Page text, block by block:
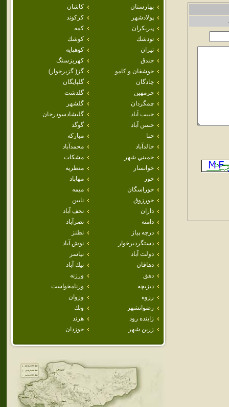
بهارستان
كاشان
پولادشهر
كركوند
پيربكران
كمه
تودشك
كوشك
تيران
كوهپايه
جندق
كهريزسنگ
جوشقان و كامو
گز( گزبرخوار)
چادگان
گلپايگان
چرمهين
گلدشت
چمگردان
گلشهر
حبيب آباد
گليشادسودرجان
حسن آباد
گوگد
حنا
مباركه
خالدآباد
محمدآباد
خميني شهر
مشكات
خوانسار
منظريه
خور
مهاباد
خوراسگان
ميمه
خورزوق
نايين
داران
نجف آباد
دامنه
نصرآباد
درچه پياز
نطنز
دستگردبرخوار
نوش آباد
دولت آباد
نياسر
دهاقان
نيك آباد
دهق
ورزنه
ديزيچه
ورنامخواست
رزوه
وزوان
رضوانشهر
ونك
زاينده رود
هرند
زرين شهر
جوزدان